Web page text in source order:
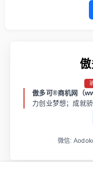
傲多可®商机网（
力创业梦想；成就
微信: